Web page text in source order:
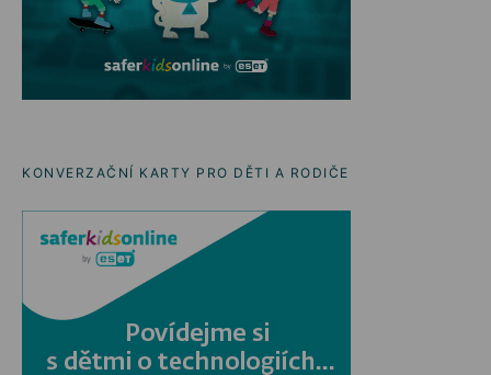
KONVERZAČNÍ KARTY PRO DĚTI A RODIČE